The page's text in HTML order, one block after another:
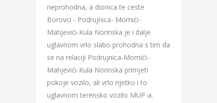
neprohodna, a dionica te ceste
Borovci - Podrujnica- Momići-
Matijevići-Kula Norinska je i dalje
uglavnom vrlo slabo prohodna s tim da
se na relaciji Podrujnica-Momići-
Matijevići-Kula Norinska primjeti
pokoje vozilo, ali vrlo rijetko i to
uglavnom terensko vozilo MUP-a.